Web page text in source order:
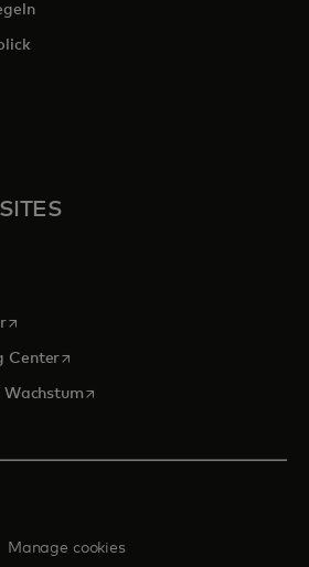
einer neuen Registerkarte geöffnet
einer neuen Registerkarte geöffnet
neuen Registerkarte geöffnet
in einer neuen Registerkarte geöffnet
wird in einer neuen Registerkarte
Centerwird in einer neuen
Wachstumwird in einer neuen
Manage cookies